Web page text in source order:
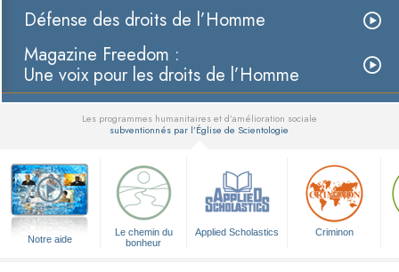
Défense des droits de l’Homme
Magazine Freedom :
Une voix pour les droits de l’Homme
Les programmes humanitaires et d’amélioration sociale
subventionnés par l’Église de Scientologie
Notre aide
Le chemin du
bonheur
Applied Scholastics Criminon